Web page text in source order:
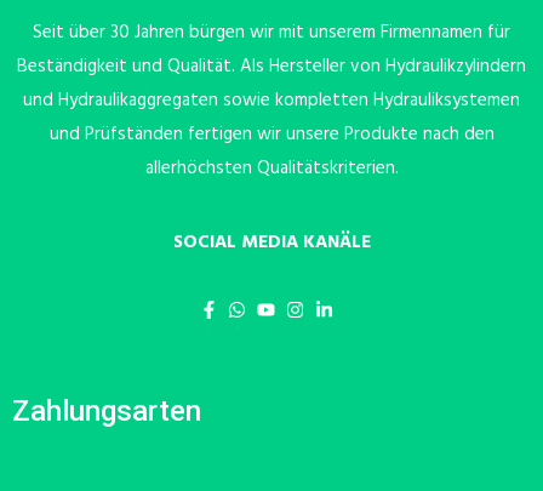
Seit über 30 Jahren bürgen wir mit unserem Firmennamen für
Beständigkeit und Qualität. Als Hersteller von Hydraulikzylindern
und Hydraulikaggregaten sowie kompletten Hydrauliksystemen
und Prüfständen fertigen wir unsere Produkte nach den
allerhöchsten Qualitätskriterien.
SOCIAL MEDIA KANÄLE
Zahlungsarten